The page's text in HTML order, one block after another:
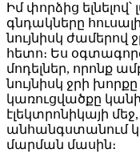
Իմ փորձից
գնդակները
նույնիսկ ժամերով
հետո։ Ես
մոդելներ, որոնք
նույնիսկ ջրի
կառուցվածքը
էլեկտրոնիկայի
անհանգստանում
մարման մասին։